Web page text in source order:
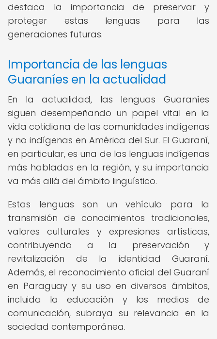
destaca la importancia de preservar y
proteger estas lenguas para las
generaciones futuras.
Importancia de las lenguas
Guaraníes en la actualidad
En la actualidad, las lenguas Guaraníes
siguen desempeñando un papel vital en la
vida cotidiana de las comunidades indígenas
y no indígenas en América del Sur. El Guaraní,
en particular, es una de las lenguas indígenas
más habladas en la región, y su importancia
va más allá del ámbito lingüístico.
Estas lenguas son un vehículo para la
transmisión de conocimientos tradicionales,
valores culturales y expresiones artísticas,
contribuyendo a la preservación y
revitalización de la identidad Guaraní.
Además, el reconocimiento oficial del Guaraní
en Paraguay y su uso en diversos ámbitos,
incluida la educación y los medios de
comunicación, subraya su relevancia en la
sociedad contemporánea.